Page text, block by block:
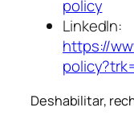
policy
LinkedIn:
https://
Deshabilitar,